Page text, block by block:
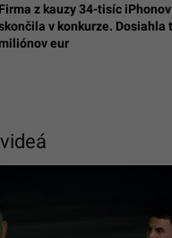
Firma z kauzy 34-tisíc
v konkurze. Dosiahla
eur